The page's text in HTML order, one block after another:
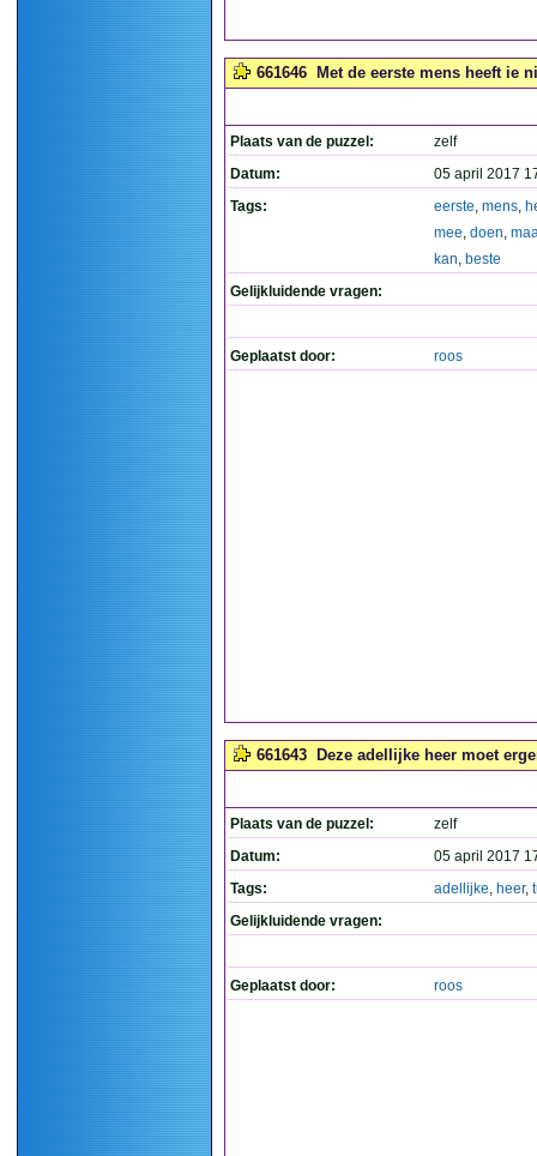
661646 Met de eerste mens heeft ie
Plaats van de puzzel:
zelf
Datum:
05 april 2017
Tags:
eerste, mens,
mee, doen,
kan, beste
Gelijkluidende vragen:
Geplaatst door: roos
661643 Deze adellijke heer moet
Plaats van de puzzel:
zelf
Datum:
05 april 2017
Tags:
adellijke, heer,
Gelijkluidende vragen:
Geplaatst door: roos